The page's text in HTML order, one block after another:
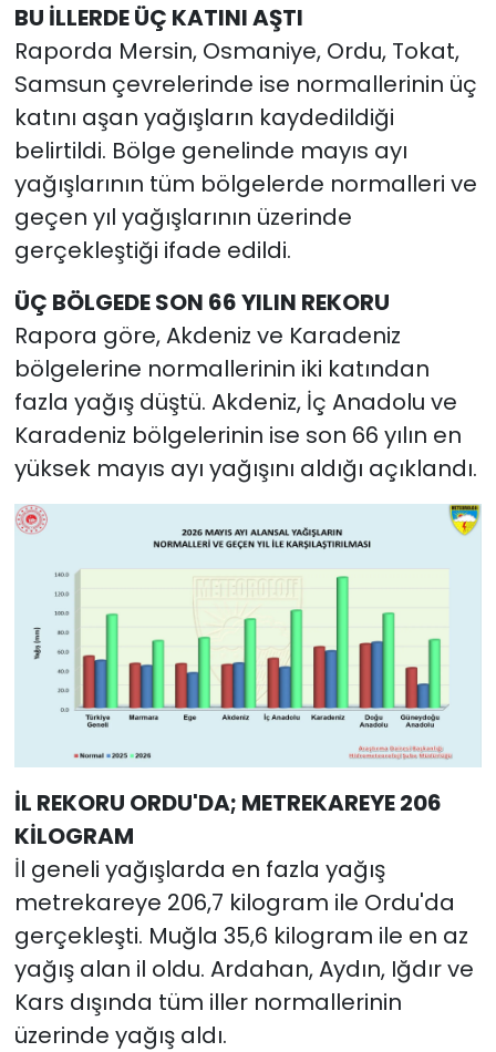
BU İLLERDE ÜÇ KATINI AŞTI
Raporda Mersin, Osmaniye, Ordu, Tokat,
Samsun çevrelerinde ise normallerinin üç
katını aşan yağışların kaydedildiği
belirtildi. Bölge genelinde mayıs ayı
yağışlarının tüm bölgelerde normalleri ve
geçen yıl yağışlarının üzerinde
gerçekleştiği ifade edildi.
ÜÇ BÖLGEDE SON 66 YILIN REKORU
Rapora göre, Akdeniz ve Karadeniz
bölgelerine normallerinin iki katından
fazla yağış düştü. Akdeniz, İç Anadolu ve
Karadeniz bölgelerinin ise son 66 yılın en
yüksek mayıs ayı yağışını aldığı açıklandı.
İL REKORU ORDU'DA; METREKAREYE 206
KİLOGRAM
İl geneli yağışlarda en fazla yağış
metrekareye 206,7 kilogram ile Ordu'da
gerçekleşti. Muğla 35,6 kilogram ile en az
yağış alan il oldu. Ardahan, Aydın, Iğdır ve
Kars dışında tüm iller normallerinin
üzerinde yağış aldı.